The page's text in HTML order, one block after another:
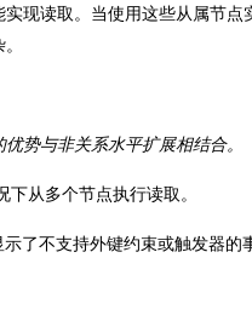
现读取。当使用这些从属节点
势与非关系水平扩展相结合。
从多个节点执行读取。
示了不支持外键约束或触发器的